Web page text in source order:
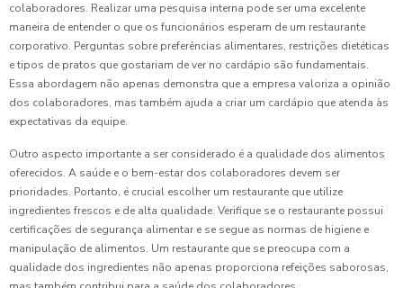
colaboradores. Realizar uma pesquisa interna pode ser uma excelente
maneira de entender o que os funcionários esperam de um restaurante
corporativo. Perguntas sobre preferências alimentares, restrições dietéticas
e tipos de pratos que gostariam de ver no cardápio são fundamentais.
Essa abordagem não apenas demonstra que a empresa valoriza a opinião
dos colaboradores, mas também ajuda a criar um cardápio que atenda às
expectativas da equipe.
Outro aspecto importante a ser considerado é a qualidade dos alimentos
oferecidos. A saúde e o bem-estar dos colaboradores devem ser
prioridades. Portanto, é crucial escolher um restaurante que utilize
ingredientes frescos e de alta qualidade. Verifique se o restaurante possui
certificações de segurança alimentar e se segue as normas de higiene e
manipulação de alimentos. Um restaurante que se preocupa com a
qualidade dos ingredientes não apenas proporciona refeições saborosas,